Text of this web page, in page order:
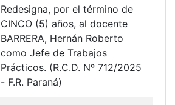
Redesigna, por el término de
CINCO (5) años, al docente
BARRERA, Hernán Roberto
como Jefe de Trabajos
Prácticos. (R.C.D. Nº 712/2025
- F.R. Paraná)